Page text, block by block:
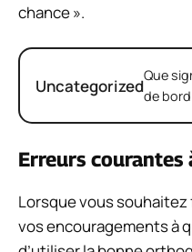
chance ».
UncategorizedQue
de
Erreurs courantes
Lorsque vous
vos encouragements à